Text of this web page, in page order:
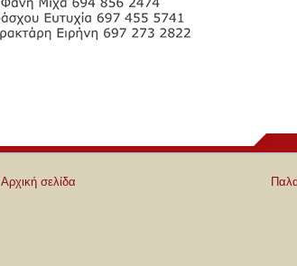
Αρχική σελίδα